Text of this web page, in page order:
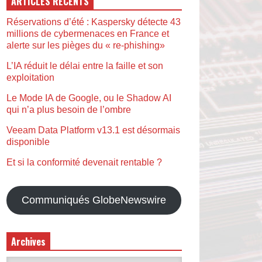
Réservations d’été : Kaspersky détecte 43
millions de cybermenaces en France et
alerte sur les pièges du « re-phishing»
L’IA réduit le délai entre la faille et son
exploitation
Le Mode IA de Google, ou le Shadow AI
qui n’a plus besoin de l’ombre
Veeam Data Platform v13.1 est désormais
disponible
Et si la conformité devenait rentable ?
Communiqués GlobeNewswire
Archives